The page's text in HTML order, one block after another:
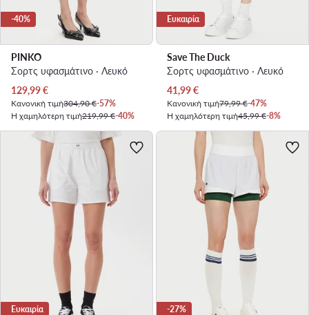
-40%
PINKO
Σορτς υφασμάτινο · Λευκό
Τρέχουσα τιμή
129,99€
Κανονική τιμή304,90 €-57%
Η χαμηλότερη τιμή219,99 €-40%
Ευκαιρία
Save The Duck
Σορτς υφασμάτινο · Λευκό
Τρέχουσα τιμή
41,99€
Κανονική τιμή79,99 €-47%
Η χαμηλότερη τιμή45,99 €-8%
Ευκαιρία -27%